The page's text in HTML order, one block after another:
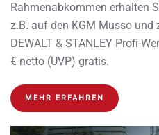
Rahmenabkommen erhalten
z.B. auf den KGM Musso
DEWALT & STANLEY Profi-
€ netto (UVP) gratis.
MEHR ERFAHREN